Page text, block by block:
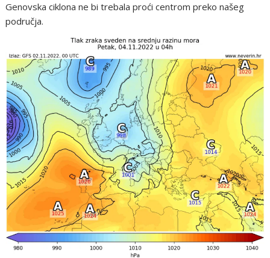
Genovska ciklona ne bi trebala proći centrom preko našeg
područja.